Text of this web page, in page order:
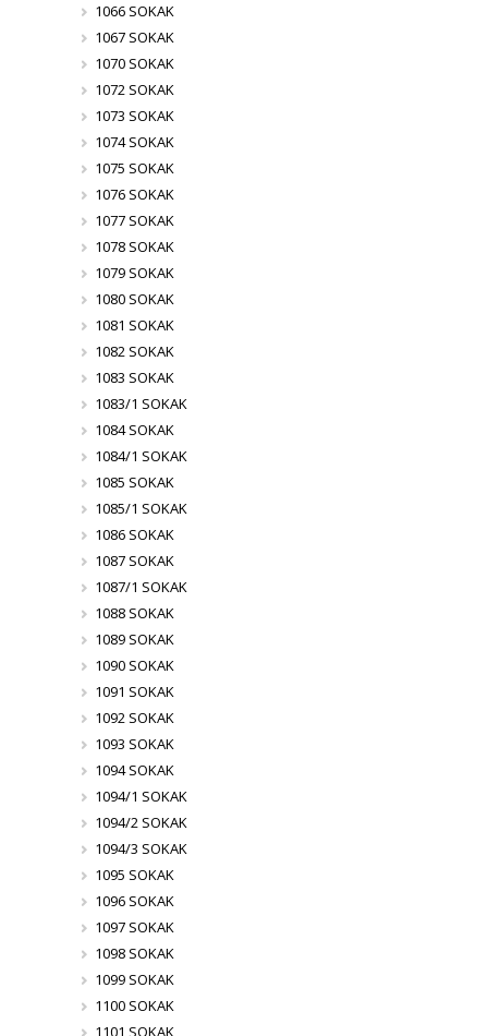
1066 SOKAK
1067 SOKAK
1070 SOKAK
1072 SOKAK
1073 SOKAK
1074 SOKAK
1075 SOKAK
1076 SOKAK
1077 SOKAK
1078 SOKAK
1079 SOKAK
1080 SOKAK
1081 SOKAK
1082 SOKAK
1083 SOKAK
1083/1 SOKAK
1084 SOKAK
1084/1 SOKAK
1085 SOKAK
1085/1 SOKAK
1086 SOKAK
1087 SOKAK
1087/1 SOKAK
1088 SOKAK
1089 SOKAK
1090 SOKAK
1091 SOKAK
1092 SOKAK
1093 SOKAK
1094 SOKAK
1094/1 SOKAK
1094/2 SOKAK
1094/3 SOKAK
1095 SOKAK
1096 SOKAK
1097 SOKAK
1098 SOKAK
1099 SOKAK
1100 SOKAK
1101 SOKAK